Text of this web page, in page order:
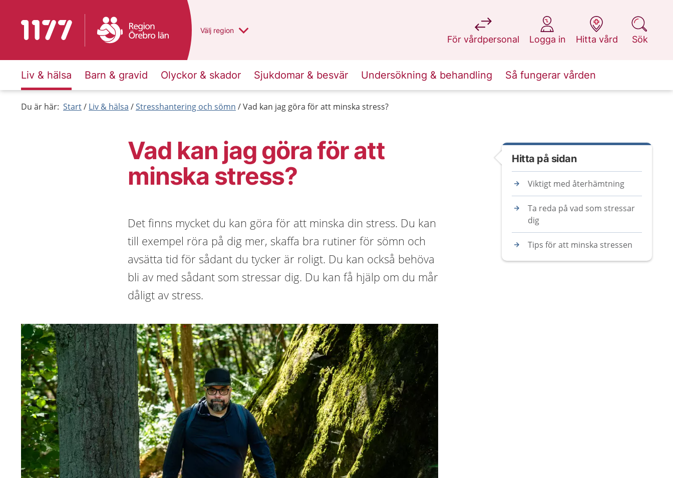
Till startsidan för 1177 Du har valt region
Välj en annan
region
För vårdpersonal
på 1177.se
Logga in
på 1177.se
Hitta vård
på 1177.se
Sök
på 1177.se
Liv & hälsa Barn & gravid Olyckor & skador Sjukdomar & besvär Undersökning & behandling Så fungerar vården
Du är här: Start Liv & hälsa Stresshantering och sömn Vad kan jag göra för att minska stress?
Vad kan jag göra för att
minska stress?
Det finns mycket du kan göra för att minska din stress. Du kan
till exempel röra på dig mer, skaffa bra rutiner för sömn och
avsätta tid för sådant du tycker är roligt. Du kan också behöva
bli av med sådant som stressar dig. Du kan få hjälp om du mår
dåligt av stress.
Hitta på sidan
Viktigt med återhämtning
Ta reda på vad som stressar
dig
Tips för att minska stressen